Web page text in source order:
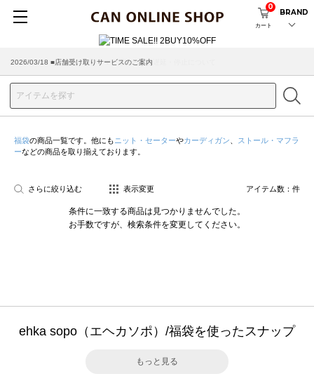
カート
0
BRAND
2026/03/18 ■店舗受け取りサービスのご案内
福袋の商品一覧です。他にも ニット・セーターやカーディガン
ストール・マフラ
ーなどの商品を取り揃えております。
さらに絞り込む 表示変更 アイテム数： 件
条件に一致する商品は見つかりませんでした。
お手数ですが、検索条件を変更してください。
ehka sopo（エヘカソポ）/福袋を使ったスナップ
もっと見る